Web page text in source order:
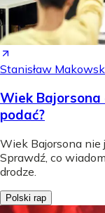
Stanisław
Wiek
podać?
Wiek Bajorsona nie
Sprawdź, co
drodze.
Polski rap